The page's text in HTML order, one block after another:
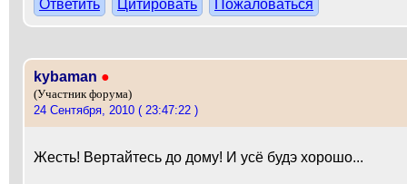
Ответить Цитировать Пожаловаться
kybaman ●
(Участник форума)
24 Сентября, 2010 ( 23:47:22 )
Жесть! Вертайтесь до дому! И усё будэ хорошо...